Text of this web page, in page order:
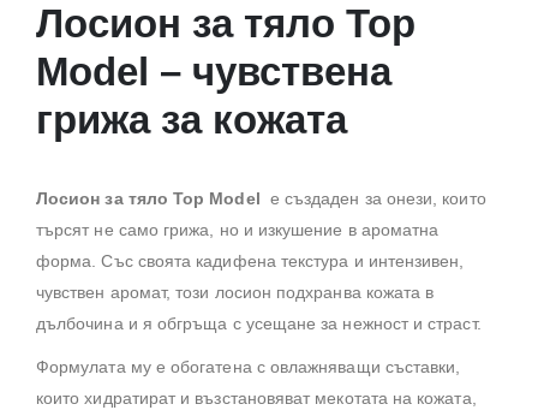
Лосион за тяло Top
Model – чувствена
грижа за кожата
Лосион за тяло Top Model е създаден за онези, които
търсят не само грижа, но и изкушение в ароматна
форма. Със своята кадифена текстура и интензивен,
чувствен аромат, този лосион подхранва кожата в
дълбочина и я обгръща с усещане за нежност и страст.
Формулата му е обогатена с овлажняващи съставки,
които хидратират и възстановяват мекотата на кожата,